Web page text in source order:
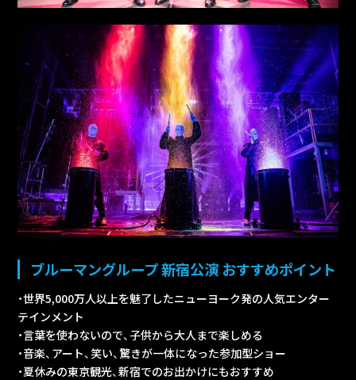
ブルーマングループ 新宿公演 おすすめポイント
・世界5,000万人以上を魅了したニューヨーク発の人気エンター
テインメント
・言葉を使わないので、子供から大人まで楽しめる
・音楽、アート、笑い、驚きが一体になった参加型ショー
・夏休みの東京観光、新宿でのお出かけにもおすすめ